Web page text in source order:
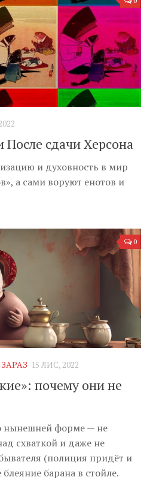
сдачи Херсона
и духовность в мир
а сами воруют енотов и
0
ЗАРАЗ 15 ЛИС, 2022
почему они не
нынешней форме — не
схваткой и даже не
(полиция придёт и
барана в стойле.